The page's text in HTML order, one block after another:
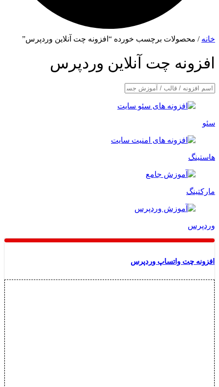
خانه / محصولات برچسب خورده “افزونه چت آنلاین وردپرس”
افزونه چت آنلاین وردپرس
سئو
هاستینگ
مارکتینگ
وردپرس
افزونه چت واتساپ وردپرس